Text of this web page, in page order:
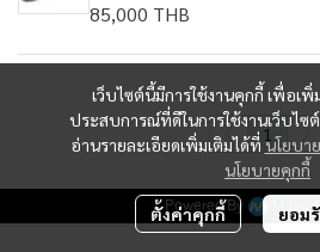
85,000 THB
1
เว็บไซต์นี้มีการใช้งานคุกกี้ เพื่อเ
ประสบการณ์ที่ดีในการใช้งานเว็บไซ
อ่านรายละเอียดเพิ่มเติมได้ที่ นโยบา
นโยบายคุกกี้
ตั้งค่าคุกกี้ ยอม
Powered By